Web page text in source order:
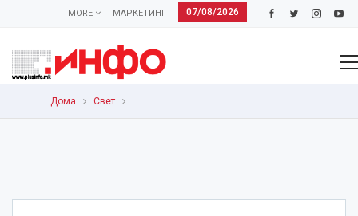
07/08/2026
МАРКЕТИНГ
MORE
Дома Свет